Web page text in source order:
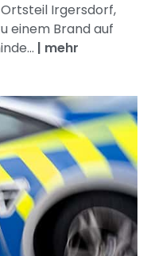
Irgersdorf,
einem Brand auf
| mehr